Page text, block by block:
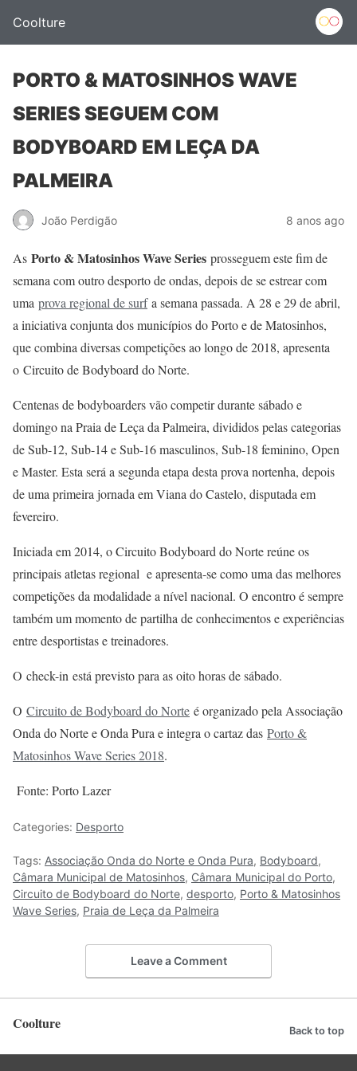
Coolture
PORTO & MATOSINHOS WAVE
SERIES SEGUEM COM
BODYBOARD EM LEÇA DA
PALMEIRA
João Perdigão 8 anos ago
As Porto & Matosinhos Wave Series prosseguem este fim de
semana com outro desporto de ondas, depois de se estrear com
uma prova regional de surfa semana passada. A 28 e 29 de abril,
a iniciativa conjunta dos municípios do Porto e de Matosinhos,
que combina diversas competições ao longo de 2018, apresenta
o Circuito de Bodyboard do Norte.
Centenas de bodyboarders vão competir durante sábado e
domingo na Praia de Leça da Palmeira, divididos pelas categorias
de Sub-12, Sub-14 e Sub-16 masculinos, Sub-18 feminino, Open
e Master. Esta será a segunda etapa desta prova nortenha, depois
de uma primeira jornada em Viana do Castelo, disputada em
fevereiro.
Iniciada em 2014, o Circuito Bodyboard do Norte reúne os
principais atletas regional e apresenta-se como uma das melhores
competições da modalidade a nível nacional. O encontro é sempre
também um momento de partilha de conhecimentos e experiências
entre desportistas e treinadores.
O check-in está previsto para as oito horas de sábado.
O Circuito de Bodyboard do Norte é organizado pela Associação
Onda do Norte e Onda Pura e integra o cartaz das Porto &
Matosinhos Wave Series 2018.
Fonte: Porto Lazer
Categories: Desporto
Tags: Associação Onda do Norte e Onda Pura, Bodyboard,
Câmara Municipal de Matosinhos, Câmara Municipal do Porto,
Circuito de Bodyboard do Norte, desporto, Porto & Matosinhos
Wave Series, Praia de Leça da Palmeira
Leave a Comment
Coolture Back to top